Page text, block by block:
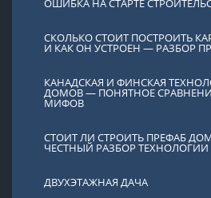
ОШИБКА НА СТАРТЕ
СКОЛЬКО СТОИТ ПОСТРОИТЬ
И КАК ОН УСТРОЕН — РАЗБОР
КАНАДСКАЯ И ФИНСКАЯ
ДОМОВ — ПОНЯТНОЕ
МИФОВ
СТОИТ ЛИ СТРОИТЬ ПРЕФАБ
ЧЕСТНЫЙ РАЗБОР ТЕХНОЛОГИИ
ДВУХЭТАЖНАЯ ДАЧА